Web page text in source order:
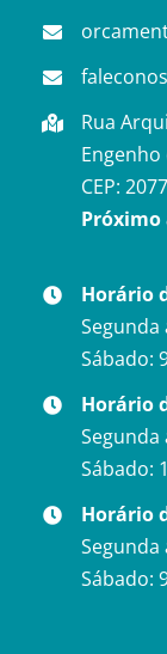
Rua
Engenho
CEP:
Próximo
Horário
Segunda
Sábado:
Horário
Segunda
Sábado:
Horário
Segunda
Sábado: